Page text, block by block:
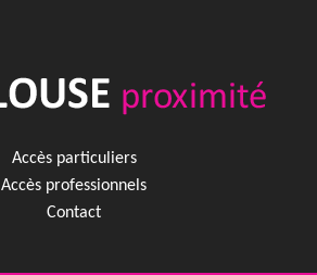
Accès particuliers
Accès professionnels
Contact